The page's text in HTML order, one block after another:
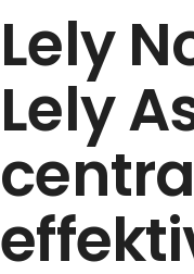
Lely
Lely